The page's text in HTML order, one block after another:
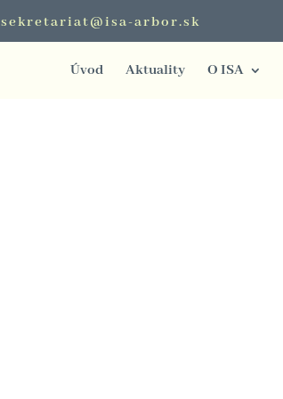
sekretariat@isa-arbor.sk
Úvod Aktuality O ISA